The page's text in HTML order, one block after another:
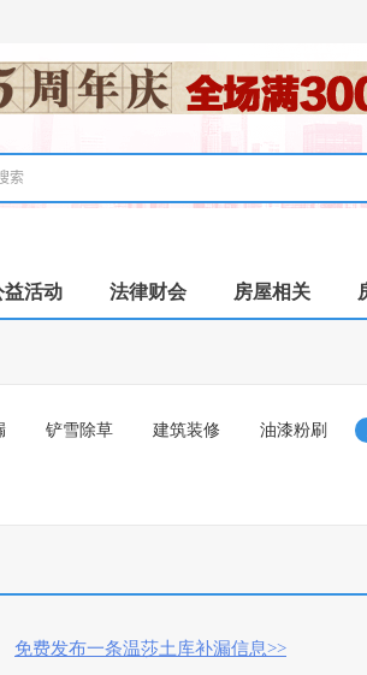
益活动 法律财会 房屋相关
铲雪除草 建筑装修 油漆粉刷
免费发布一条温莎土库补漏信息>>